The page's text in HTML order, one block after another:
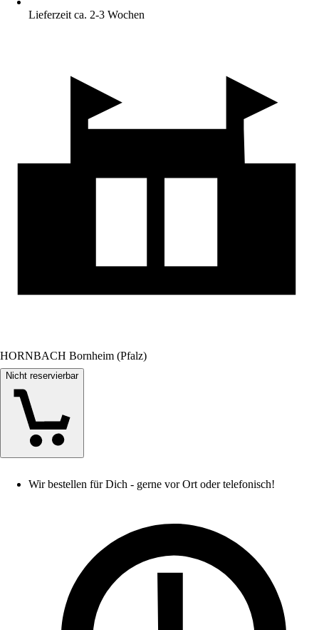
Lieferzeit ca. 2-3 Wochen
HORNBACH Bornheim (Pfalz)
Nicht reservierbar
Wir bestellen für Dich - gerne vor Ort oder telefonisch!